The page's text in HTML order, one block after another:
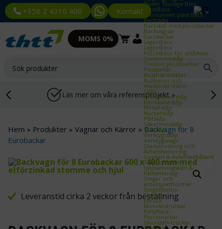
+358 2 4310 400 Kontakt
Plastic Storage Bins
Plastlådor
Återvunnen plast back
Backskåp
Backställ med plockbackar
Backvagnar
Eurobackar
Lagerlådor
Lagerlådor
Plocklådor för smådelar
Sortimentskåp
Treston plockbackar
Plastpallar
Rostfria möbler
Rullbanor och
maskinskridskor
Skåp
Brandsäkra skåp
Kemikalieskåp
Metallskåp
Nyckelskåp
Plåtskåp
Säkerhetsskåp
Stålskåp
Verktygsskåp
Verktygsvagn
Städutrustning och
Avfallshantering
Sopkärl & Avfallsbehållare
Tippcontainer
Uppsamlingskärl &
Fathantering
Stegar och
arbetsplattformar
Stegtillbehör
Truckar
Eltruck
Motviktstruckar
Pallyftare
Plocktruckar
Skjutstativtruckar
Staplare
MOMS 0%
Läs mer om våra referensprojekt »
Hem » Produkter » Vagnar och Kärror » Backvagn för 8
Eurobackar
Leveranstid cirka 2 veckor från beställning